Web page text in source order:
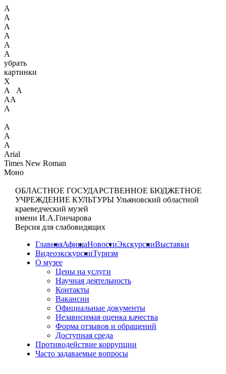
А
А
А
А
А
А
убрать
картинки
X
А А
АА
А
А
А
А
Arial
Times New Roman
Моно
ОБЛАСТНОЕ ГОСУДАРСТВЕННОЕ БЮДЖЕТНОЕ
УЧРЕЖДЕНИЕ КУЛЬТУРЫ Ульяновский областной
краеведческий музей
имени И.А.Гончарова
Версия для слабовидящих
ГлавнаяАфишаНовостиЭкскурсииВыставки
ВидеоэкскурсииТуризм
О музее
Цены на услуги
Научная деятельность
Контакты
Вакансии
Официальные документы
Независимая оценка качества
Форма отзывов и обращений
Доступная среда
Противодействие коррупции
Часто задаваемые вопросы